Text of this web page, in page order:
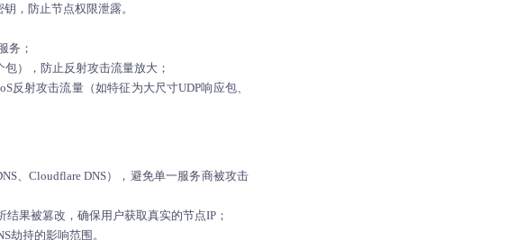
，防止节点权限泄露。
务；
），防止反射攻击流量放大；
射攻击流量（如特征为大尺寸UDP响应包、
、Cloudflare DNS），避免单一服务商被攻击
结果被篡改，确保用户获取真实的节点IP；
劫持的影响范围。